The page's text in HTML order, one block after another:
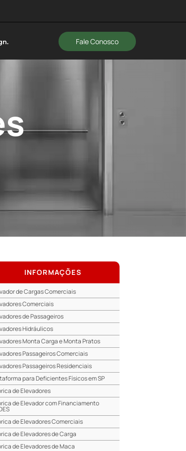
. Fale Conosco
INFORMAÇÕES
de Cargas Comerciais
Comerciais
de Passageiros
Hidráulicos
Monta Carga e Monta Pratos
Passageiros Comerciais
Passageiros Residenciais
para Deficientes Físicos em SP
de Elevadores
de Elevador com Financiamento
de Elevadores Comerciais
de Elevadores de Carga
de Elevadores de Maca